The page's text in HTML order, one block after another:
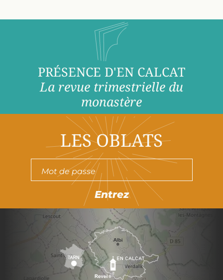
PRÉSENCE D'EN CALCAT
La revue trimestrielle du
monastère
LES OBLATS
Entrez